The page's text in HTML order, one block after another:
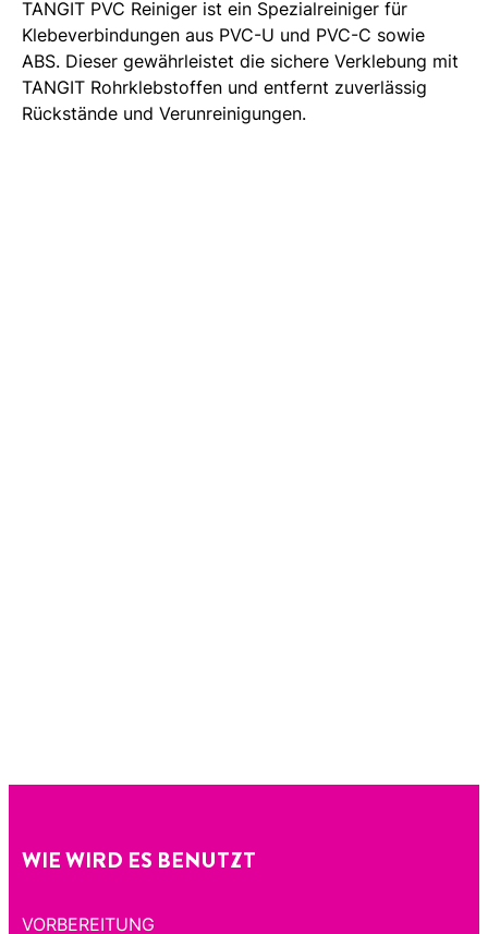
TANGIT PVC Reiniger ist ein Spezialreiniger für
Klebeverbindungen aus PVC-U und PVC-C sowie
ABS. Dieser gewährleistet die sichere Verklebung mit
TANGIT Rohrklebstoffen und entfernt zuverlässig
Rückstände und Verunreinigungen.
WIE WIRD ES BENUTZT
VORBEREITUNG